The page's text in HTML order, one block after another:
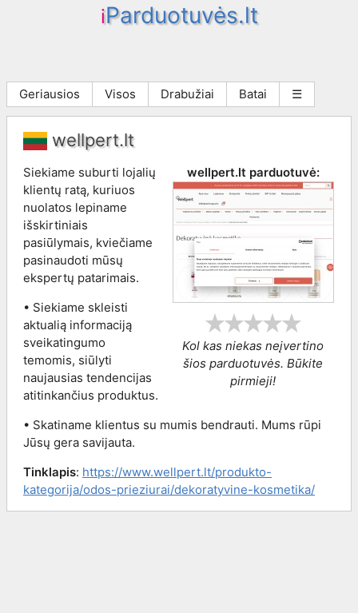
iParduotuvės.lt
Geriausios Visos Drabužiai Batai ☰
wellpert.lt
wellpert.lt parduotuvė:
Kol kas niekas neįvertino
šios parduotuvės. Būkite
pirmieji!
Siekiame suburti lojalių
klientų ratą, kuriuos
nuolatos lepiname
išskirtiniais
pasiūlymais, kviečiame
pasinaudoti mūsų
ekspertų patarimais.
• Siekiame skleisti
aktualią informaciją
sveikatingumo
temomis, siūlyti
naujausias tendencijas
atitinkančius produktus.
• Skatiname klientus su mumis bendrauti. Mums rūpi
Jūsų gera savijauta.
Tinklapis: https://www.wellpert.lt/produkto-
kategorija/odos-prieziurai/dekoratyvine-kosmetika/